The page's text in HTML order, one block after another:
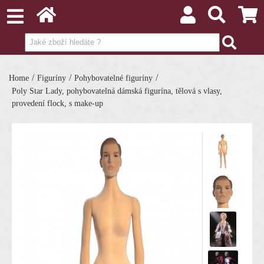
Home / Figuríny / Pohybovatelné figuríny /
Poly Star Lady, pohybovatelná dámská figurína, tělová s vlasy,
provedení flock, s make-up